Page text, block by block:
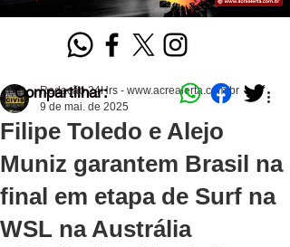
Filipe Toledo e Alejo
Muniz garantem Brasil na
final em etapa de Surf na
WSL na Austrália
Redação 24Hrs - www.acrealerta.com.br
9 de mai. de 2025
Compartilhar: